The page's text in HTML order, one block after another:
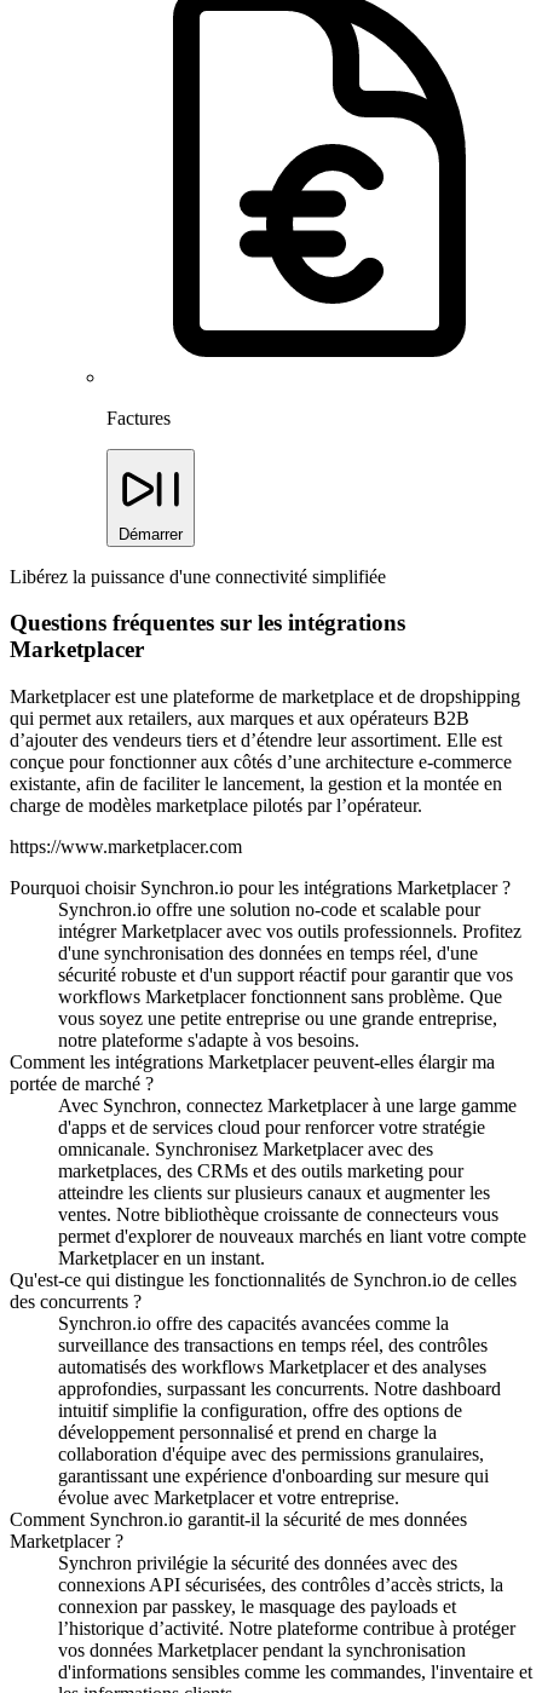
Factures
Démarrer
Libérez la puissance d'une connectivité simplifiée
Questions fréquentes sur les intégrations
Marketplacer
Marketplacer est une plateforme de marketplace et de dropshipping
qui permet aux retailers, aux marques et aux opérateurs B2B
d’ajouter des vendeurs tiers et d’étendre leur assortiment. Elle est
conçue pour fonctionner aux côtés d’une architecture e-commerce
existante, afin de faciliter le lancement, la gestion et la montée en
charge de modèles marketplace pilotés par l’opérateur.
https://www.marketplacer.com
Pourquoi choisir Synchron.io pour les intégrations Marketplacer ?
Synchron.io offre une solution no-code et scalable pour
intégrer Marketplacer avec vos outils professionnels. Profitez
d'une synchronisation des données en temps réel, d'une
sécurité robuste et d'un support réactif pour garantir que vos
workflows Marketplacer fonctionnent sans problème. Que
vous soyez une petite entreprise ou une grande entreprise,
notre plateforme s'adapte à vos besoins.
Comment les intégrations Marketplacer peuvent-elles élargir ma
portée de marché ?
Avec Synchron, connectez Marketplacer à une large gamme
d'apps et de services cloud pour renforcer votre stratégie
omnicanale. Synchronisez Marketplacer avec des
marketplaces, des CRMs et des outils marketing pour
atteindre les clients sur plusieurs canaux et augmenter les
ventes. Notre bibliothèque croissante de connecteurs vous
permet d'explorer de nouveaux marchés en liant votre compte
Marketplacer en un instant.
Qu'est-ce qui distingue les fonctionnalités de Synchron.io de celles
des concurrents ?
Synchron.io offre des capacités avancées comme la
surveillance des transactions en temps réel, des contrôles
automatisés des workflows Marketplacer et des analyses
approfondies, surpassant les concurrents. Notre dashboard
intuitif simplifie la configuration, offre des options de
développement personnalisé et prend en charge la
collaboration d'équipe avec des permissions granulaires,
garantissant une expérience d'onboarding sur mesure qui
évolue avec Marketplacer et votre entreprise.
Comment Synchron.io garantit-il la sécurité de mes données
Marketplacer ?
Synchron privilégie la sécurité des données avec des
connexions API sécurisées, des contrôles d’accès stricts, la
connexion par passkey, le masquage des payloads et
l’historique d’activité. Notre plateforme contribue à protéger
vos données Marketplacer pendant la synchronisation
d'informations sensibles comme les commandes, l'inventaire et